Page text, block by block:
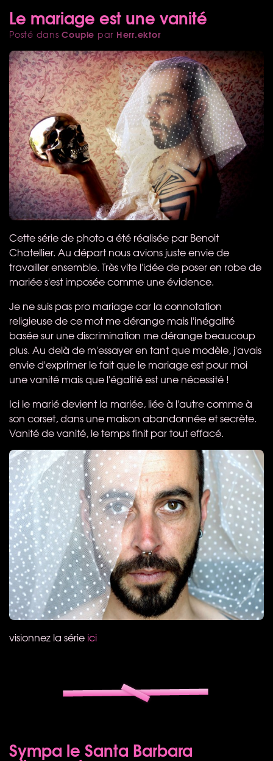
Le mariage est une vanité
Posté dansCouple par Herr.ektor
Cette série de photo a été réalisée par Benoit
Chatellier. Au départ nous avions juste envie de
travailler ensemble. Très vite l'idée de poser en robe de
mariée s'est imposée comme une évidence.
Je ne suis pas pro mariage car la connotation
religieuse de ce mot me dérange mais l'inégalité
basée sur une discrimination me dérange beaucoup
plus. Au delà de m'essayer en tant que modèle, j'avais
envie d'exprimer le fait que le mariage est pour moi
une vanité mais que l'égalité est une nécessité !
Ici le marié devient la mariée, liée à l'autre comme à
son corset, dans une maison abandonnée et secrète.
Vanité de vanité, le temps finit par tout effacé.
visionnez la série ici
Sympa le Santa Barbara